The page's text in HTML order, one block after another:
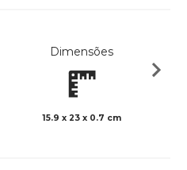
Dimensões
15.9 x 23 x 0.7 cm